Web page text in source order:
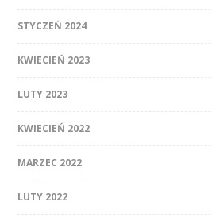
STYCZEŃ 2024
KWIECIEŃ 2023
LUTY 2023
KWIECIEŃ 2022
MARZEC 2022
LUTY 2022